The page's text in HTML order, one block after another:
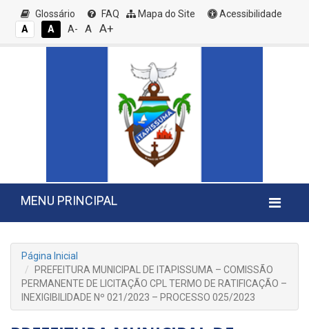
Glossário FAQ Mapa do Site
Acessibilidade
A
A A- A A+
MENU PRINCIPAL
Página Inicial
PREFEITURA MUNICIPAL DE ITAPISSUMA – COMISSÃO
PERMANENTE DE LICITAÇÃO CPL TERMO DE RATIFICAÇÃO –
INEXIGIBILIDADE Nº 021/2023 – PROCESSO 025/2023